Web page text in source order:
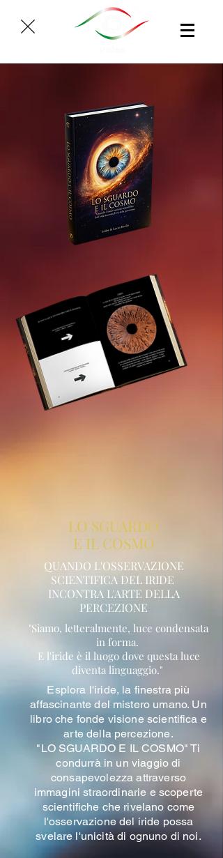
LO SGUARDO
E IL COSMO
QUANDO L'OSSERVAZIONE
SCIENTIFICA DEL IRIDE
INCONTRA L'ARTE DELLA
PERCEZIONE
"Siamo, letteralmente, luce condensata
in forma.
E l'iride è il luogo dove questa luce
diventa linguaggio."
Esplora l'iride, la finestra più
affascinante del mistero umano. Un
libro che fonde visione scientifica e
arte della percezione.
"LO SGUARDO E IL COSMO" Ti
condurrà in un viaggio di
consapevolezza attraverso
immagini straordinarie e scoperte
scientifiche che rivelano come
l'osservazione del iride possa
svelare l'unicità di ognuno di noi.